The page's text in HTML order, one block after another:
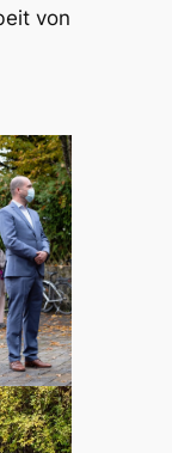
von